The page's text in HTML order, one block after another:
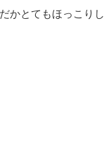
かとてもほっこり